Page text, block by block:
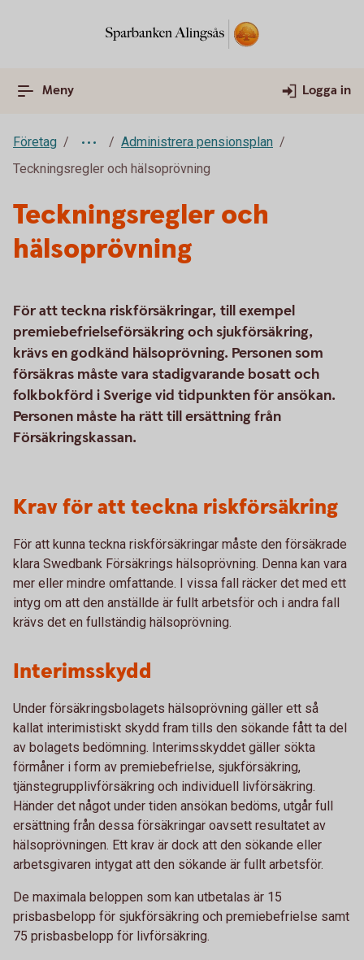
Meny Logga in
Företag
Administrera pensionsplan
Teckningsregler och hälsoprövning
Teckningsregler och
hälsoprövning
För att teckna riskförsäkringar, till exempel
premiebefrielseförsäkring och sjukförsäkring,
krävs en godkänd hälsoprövning. Personen som
försäkras måste vara stadigvarande bosatt och
folkbokförd i Sverige vid tidpunkten för ansökan.
Personen måste ha rätt till ersättning från
Försäkringskassan.
Krav för att teckna riskförsäkring
För att kunna teckna riskförsäkringar måste den försäkrade
klara Swedbank Försäkrings hälsoprövning. Denna kan vara
mer eller mindre omfattande. I vissa fall räcker det med ett
intyg om att den anställde är fullt arbetsför och i andra fall
krävs det en fullständig hälsoprövning.
Interimsskydd
Under försäkringsbolagets hälsoprövning gäller ett så
kallat interimistiskt skydd fram tills den sökande fått ta del
av bolagets bedömning. Interimsskyddet gäller sökta
förmåner i form av premiebefrielse, sjukförsäkring,
tjänstegrupplivförsäkring och individuell livförsäkring.
Händer det något under tiden ansökan bedöms, utgår full
ersättning från dessa försäkringar oavsett resultatet av
hälsoprövningen. Ett krav är dock att den sökande eller
arbetsgivaren intygat att den sökande är fullt arbetsför.
De maximala beloppen som kan utbetalas är 15
prisbasbelopp för sjukförsäkring och premiebefrielse samt
75 prisbasbelopp för livförsäkring.